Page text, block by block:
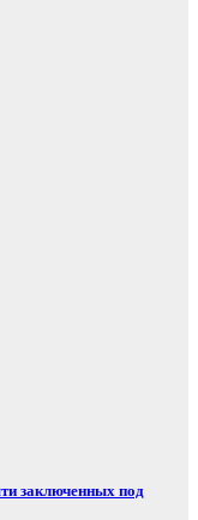
заключенных под